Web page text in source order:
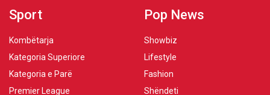
Sport
Kombëtarja
Kategoria Superiore
Kategoria e Parë
Premier League
Pop News
Showbiz
Lifestyle
Fashion
Shëndeti